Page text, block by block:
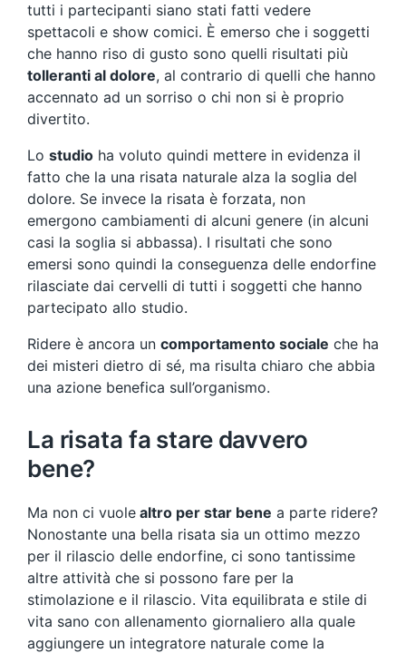
tutti i partecipanti siano stati fatti vedere
spettacoli e show comici. È emerso che i soggetti
che hanno riso di gusto sono quelli risultati più
tolleranti al dolore, al contrario di quelli che hanno
accennato ad un sorriso o chi non si è proprio
divertito.
Lo studio ha voluto quindi mettere in evidenza il
fatto che la una risata naturale alza la soglia del
dolore. Se invece la risata è forzata, non
emergono cambiamenti di alcuni genere (in alcuni
casi la soglia si abbassa). I risultati che sono
emersi sono quindi la conseguenza delle endorfine
rilasciate dai cervelli di tutti i soggetti che hanno
partecipato allo studio.
Ridere è ancora un comportamento sociale che ha
dei misteri dietro di sé, ma risulta chiaro che abbia
una azione benefica sull’organismo.
La risata fa stare davvero
bene?
Ma non ci vuole altro per star bene a parte ridere?
Nonostante una bella risata sia un ottimo mezzo
per il rilascio delle endorfine, ci sono tantissime
altre attività che si possono fare per la
stimolazione e il rilascio. Vita equilibrata e stile di
vita sano con allenamento giornaliero alla quale
aggiungere un integratore naturale come la